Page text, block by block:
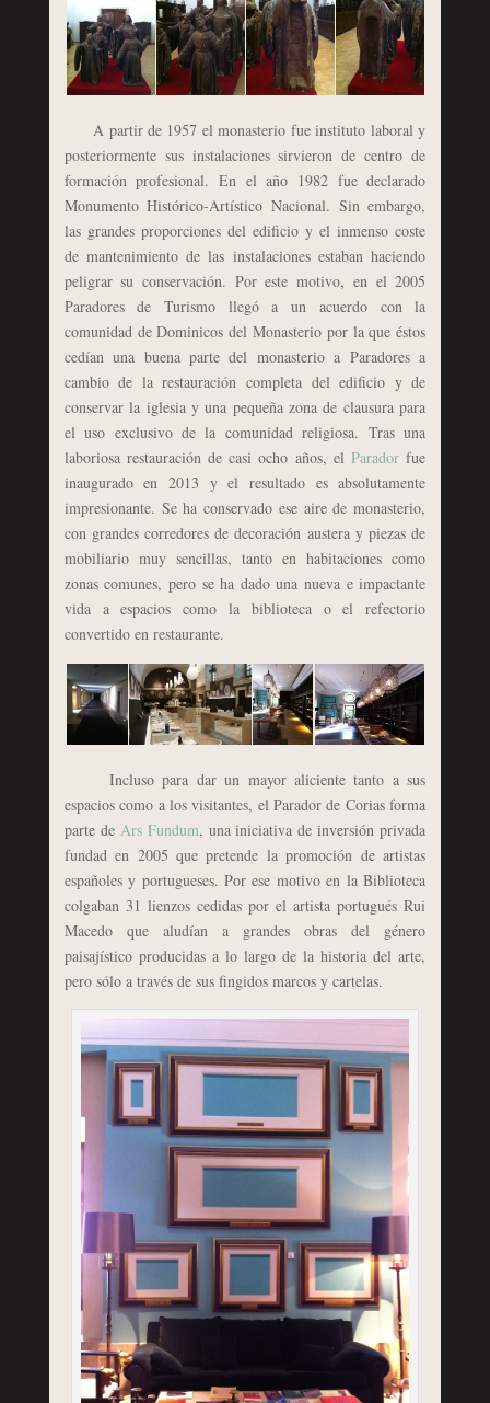
A partir de 1957 el monasterio fue instituto laboral y
posteriormente sus instalaciones sirvieron de centro de
formación profesional. En el año 1982 fue declarado
Monumento Histórico-Artístico Nacional. Sin embargo,
las grandes proporciones del edificio y el inmenso coste
de mantenimiento de las instalaciones estaban haciendo
peligrar su conservación. Por este motivo, en el 2005
Paradores de Turismo llegó a un acuerdo con la
comunidad de Dominicos del Monasterio por la que éstos
cedían una buena parte del monasterio a Paradores a
cambio de la restauración completa del edificio y de
conservar la iglesia y una pequeña zona de clausura para
el uso exclusivo de la comunidad religiosa. Tras una
laboriosa restauración de casi ocho años, elParador fue
inaugurado en 2013 y el resultado es absolutamente
impresionante. Se ha conservado ese aire de monasterio,
con grandes corredores de decoración austera y piezas de
mobiliario muy sencillas, tanto en habitaciones como
zonas comunes, pero se ha dado una nueva e impactante
vida a espacios como la biblioteca o el refectorio
convertido en restaurante.
Incluso para dar un mayor aliciente tanto a sus
espacios como a los visitantes, el Parador de Corias forma
parte de Ars Fundum, una iniciativa de inversión privada
fundad en 2005 que pretende la promoción de artistas
españoles y portugueses. Por ese motivo en la Biblioteca
colgaban 31 lienzos cedidas por el artista portugués Rui
Macedo que aludían a grandes obras del género
paisajístico producidas a lo largo de la historia del arte,
pero sólo a través de sus fingidos marcos y cartelas.